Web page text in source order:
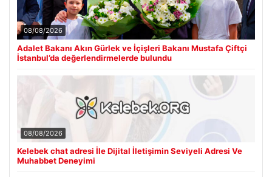
08/08/2026
Adalet Bakanı Akın Gürlek ve İçişleri Bakanı Mustafa Çiftçi
İstanbul’da değerlendirmelerde bulundu
08/08/2026
Kelebek chat adresi İle Dijital İletişimin Seviyeli Adresi Ve
Muhabbet Deneyimi